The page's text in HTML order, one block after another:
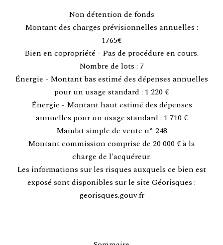
Non détention de fonds
Montant des charges prévisionnelles annuelles :
1765€
Bien en copropriété - Pas de procédure en cours.
Nombre de lots : 7
Énergie - Montant bas estimé des dépenses annuelles
pour un usage standard : 1 220 €
Énergie - Montant haut estimé des dépenses
annuelles pour un usage standard : 1 710 €
Mandat simple de vente n° 248
Montant commission comprise de 20 000 € à la
charge de l'acquéreur.
Les informations sur les risques auxquels ce bien est
exposé sont disponibles sur le site Géorisques :
georisques.gouv.fr